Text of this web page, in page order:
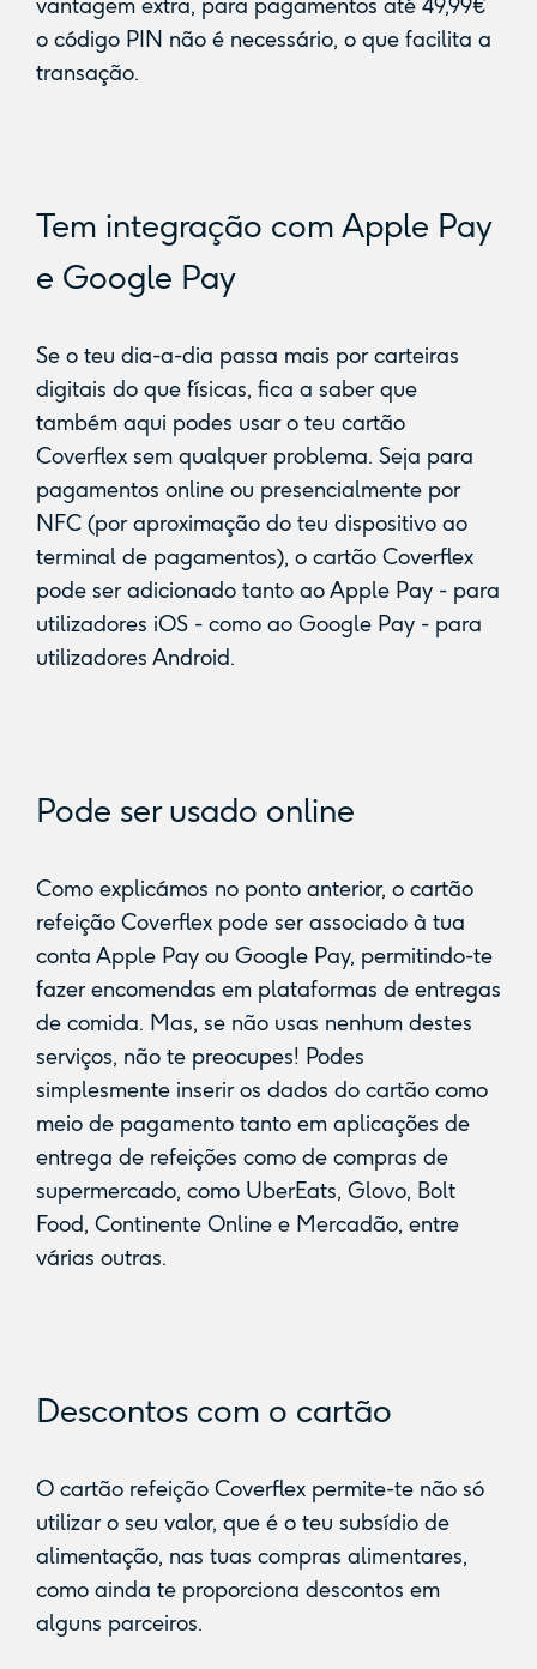
vantagem extra, para pagamentos até 49,99€
o código PIN não é necessário, o que facilita a
transação.
Tem integração com Apple Pay
e Google Pay
Se o teu dia-a-dia passa mais por carteiras
digitais do que físicas, fica a saber que
também aqui podes usar o teu cartão
Coverflex sem qualquer problema. Seja para
pagamentos online ou presencialmente por
NFC (por aproximação do teu dispositivo ao
terminal de pagamentos), o cartão Coverflex
pode ser adicionado tanto ao Apple Pay - para
utilizadores iOS - como ao Google Pay - para
utilizadores Android.
Pode ser usado online
Como explicámos no ponto anterior, o cartão
refeição Coverflex pode ser associado à tua
conta Apple Pay ou Google Pay, permitindo-te
fazer encomendas em plataformas de entregas
de comida. Mas, se não usas nenhum destes
serviços, não te preocupes! Podes
simplesmente inserir os dados do cartão como
meio de pagamento tanto em aplicações de
entrega de refeições como de compras de
supermercado, como UberEats, Glovo, Bolt
Food, Continente Online e Mercadão, entre
várias outras.
Descontos com o cartão
O cartão refeição Coverflex permite-te não só
utilizar o seu valor, que é o teu subsídio de
alimentação, nas tuas compras alimentares,
como ainda te proporciona descontos em
alguns parceiros.